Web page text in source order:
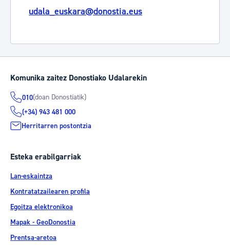
udala_euskara@donostia.eus
Komunika zaitez Donostiako Udalarekin
010(doan Donostiatik)
(+34) 943 481 000
Herritarren postontzia
Esteka erabilgarriak
Lan-eskaintza
Kontratatzailearen profila
Egoitza elektronikoa
Mapak - GeoDonostia
Prentsa-aretoa